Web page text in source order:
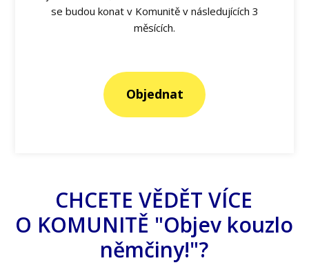
se budou konat v Komunitě v následujících 3
měsících.
Objednat
CHCETE VĚDĚT VÍCE
O KOMUNITĚ "Objev kouzlo
němčiny!"?